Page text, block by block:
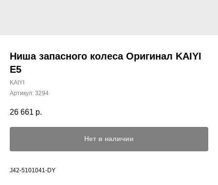
Ниша запасного колеса Оригинал KAIYI
E5
KAIYI
Артикул: 3294
26 661 р.
Нет в наличии
J42-5101041-DY